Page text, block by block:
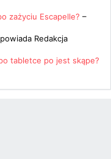
zażyciu Escapelle? –
Redakcja
tabletce po jest skąpe?